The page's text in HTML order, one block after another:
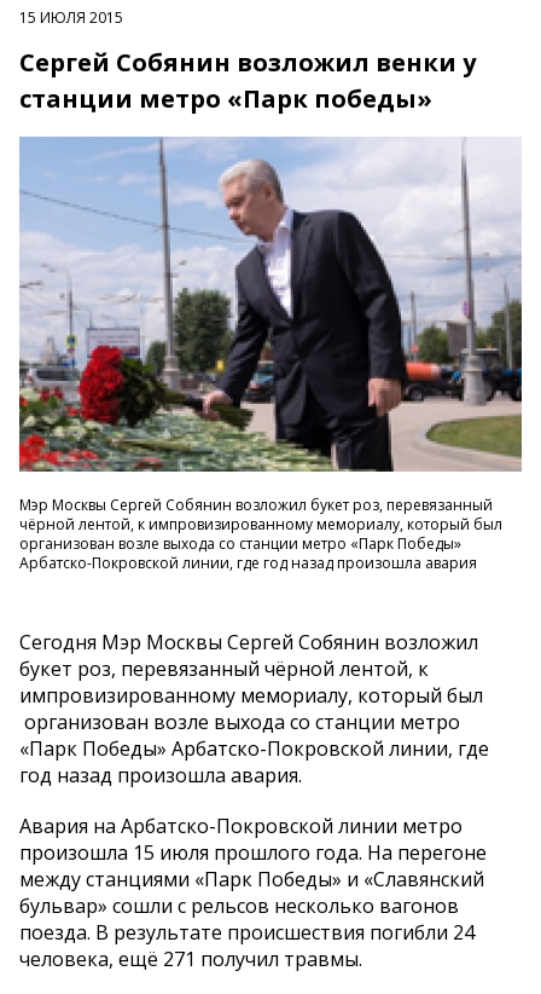
15 ИЮЛЯ 2015
Сергей Собянин возложил венки у
станции метро «Парк победы»
Мэр Москвы Сергей Собянин возложил букет роз, перевязанный
чёрной лентой, к импровизированному мемориалу, который был
организован возле выхода со станции метро «Парк Победы»
Арбатско-Покровской линии, где год назад произошла авария
Сегодня Мэр Москвы Сергей Собянин возложил
букет роз, перевязанный чёрной лентой, к
импровизированному мемориалу, который был
организован возле выхода со станции метро
«Парк Победы» Арбатско-Покровской линии, где
год назад произошла авария.
Авария на Арбатско-Покровской линии метро
произошла 15 июля прошлого года. На перегоне
между станциями «Парк Победы» и «Славянский
бульвар» сошли с рельсов несколько вагонов
поезда. В результате происшествия погибли 24
человека, ещё 271 получил травмы.